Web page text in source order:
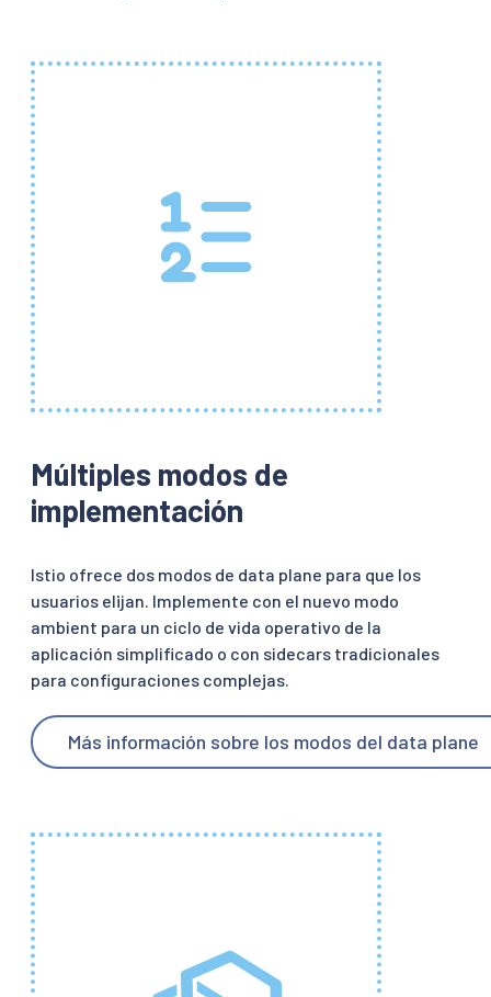
Múltiples modos de
implementación
Istio ofrece dos modos de data plane para que los
usuarios elijan. Implemente con el nuevo modo
ambient para un ciclo de vida operativo de la
aplicación simplificado o con sidecars tradicionales
para configuraciones complejas.
Más información sobre los modos del data plane